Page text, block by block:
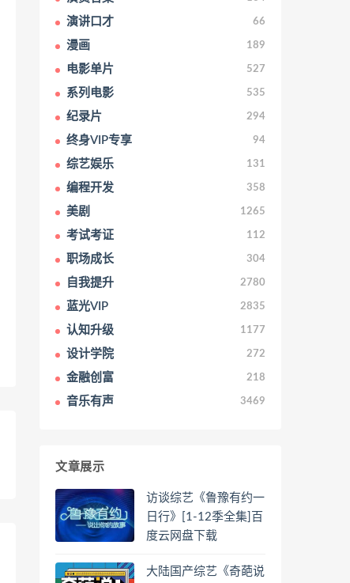
演讲口才 66
漫画 189
电影单片 527
系列电影 535
纪录片 294
终身VIP专享 94
综艺娱乐 131
编程开发 358
美剧 1265
考试考证 112
职场成长 304
自我提升 2780
蓝光VIP 2835
认知升级 1177
设计学院 272
金融创富 218
音乐有声 3469
文章展示
访谈综艺《鲁豫有约一
日行》[1-12季全集]百
度云网盘下载
大陆国产综艺《奇葩说